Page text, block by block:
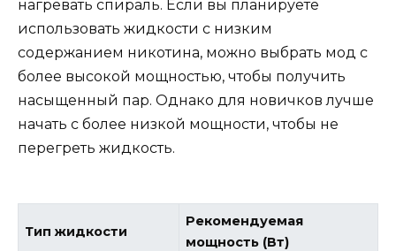
нагревать спираль. Если вы планируете
использовать жидкости с низким
содержанием никотина, можно выбрать мод с
более высокой мощностью, чтобы получить
насыщенный пар. Однако для новичков лучше
начать с более низкой мощности, чтобы не
перегреть жидкость.
Тип жидкости
Рекомендуемая
мощность (Вт)